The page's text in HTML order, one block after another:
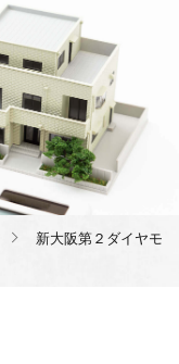
新大阪第２ダイヤモ